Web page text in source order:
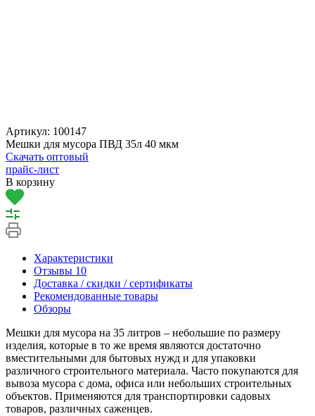
Артикул: 100147
Мешки для мусора ПВД 35л 40 мкм
Скачать оптовый
прайс-лист
В корзину
Характеристики
Отзывы 10
Доставка / скидки / сертификаты
Рекомендованные товары
Обзоры
Мешки для мусора на 35 литров – небольшие по размеру
изделия, которые в то же время являются достаточно
вместительными для бытовых нужд и для упаковки
различного строительного материала. Часто покупаются для
вывоза мусора с дома, офиса или небольших строительных
объектов. Применяются для транспортировки садовых
товаров, различных саженцев.